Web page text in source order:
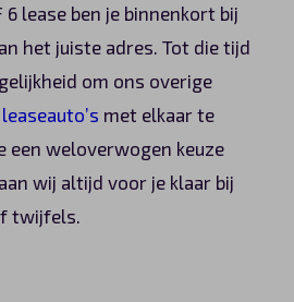
6 lease ben je binnenkort bij
het juiste adres. Tot die tijd
om ons overige
met elkaar te
een weloverwogen keuze
wij altijd voor je klaar bij
twijfels.